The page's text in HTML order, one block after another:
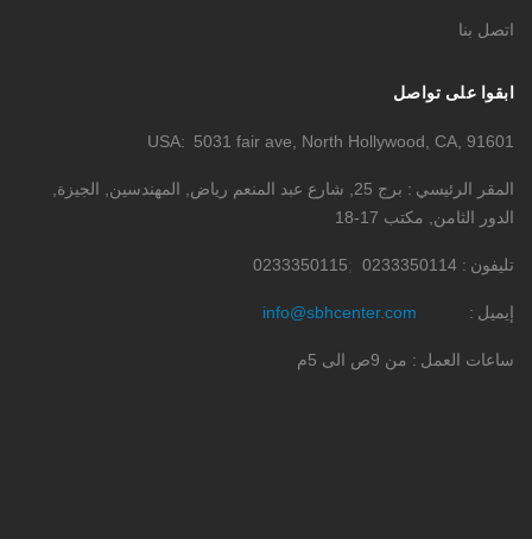
اتصل بنا
ابقوا على تواصل
USA 5031 fair ave, North Hollywood, CA, 91601
المقر الرئيسي
برج 25, شارع عبد المنعم رياض, المهندسين, الجيزة,
الدور الثامن, مكتب 17-18
تليفون 0233350114
0233350115
إيميل info@sbhcenter.com
ساعات العمل من 9ص الى 5م